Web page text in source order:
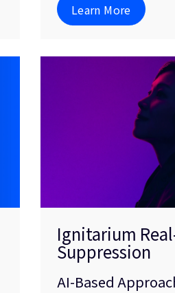
Learn More
Ignitarium
Suppression
AI-Based